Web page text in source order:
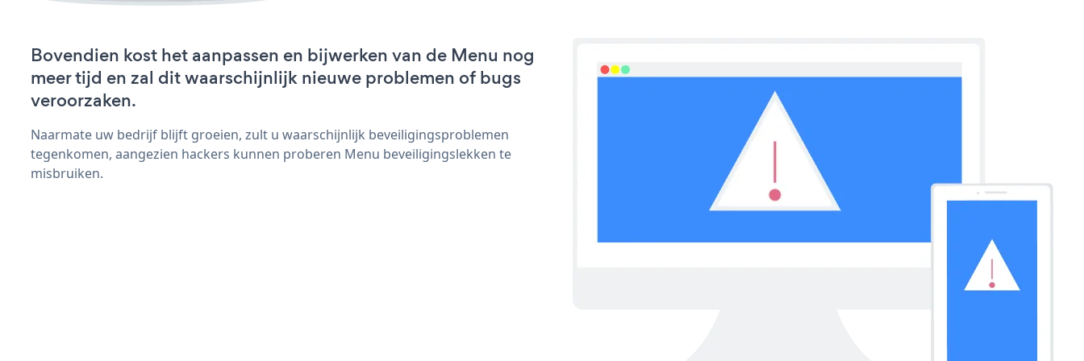
Bovendien kost het aanpassen en bijwerken van de Menu nog
meer tijd en zal dit waarschijnlijk nieuwe problemen of bugs
veroorzaken.
Naarmate uw bedrijf blijft groeien, zult u waarschijnlijk beveiligingsproblemen
tegenkomen, aangezien hackers kunnen proberen Menu beveiligingslekken te
misbruiken.